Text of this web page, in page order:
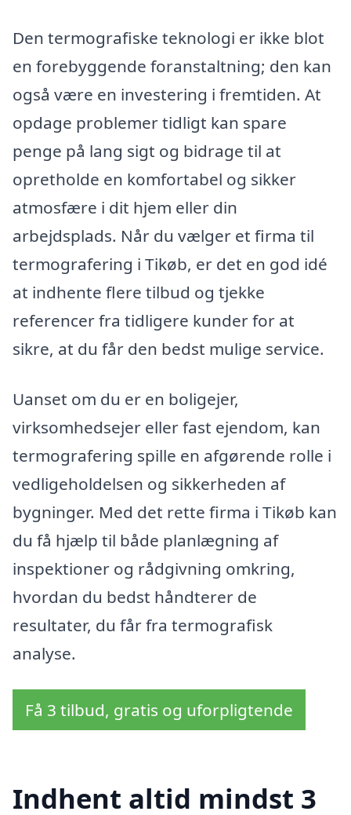
Den termografiske teknologi er ikke blot
en forebyggende foranstaltning; den kan
også være en investering i fremtiden. At
opdage problemer tidligt kan spare
penge på lang sigt og bidrage til at
opretholde en komfortabel og sikker
atmosfære i dit hjem eller din
arbejdsplads. Når du vælger et firma til
termografering i Tikøb, er det en god idé
at indhente flere tilbud og tjekke
referencer fra tidligere kunder for at
sikre, at du får den bedst mulige service.
Uanset om du er en boligejer,
virksomhedsejer eller fast ejendom, kan
termografering spille en afgørende rolle i
vedligeholdelsen og sikkerheden af
bygninger. Med det rette firma i Tikøb kan
du få hjælp til både planlægning af
inspektioner og rådgivning omkring,
hvordan du bedst håndterer de
resultater, du får fra termografisk
analyse.
Få 3 tilbud, gratis og uforpligtende
Indhent altid mindst 3